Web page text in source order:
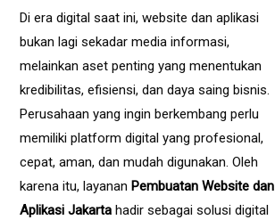
Di era digital saat ini, website dan aplikasi
bukan lagi sekadar media informasi,
melainkan aset penting yang menentukan
kredibilitas, efisiensi, dan daya saing bisnis.
Perusahaan yang ingin berkembang perlu
memiliki platform digital yang profesional,
cepat, aman, dan mudah digunakan. Oleh
karena itu, layanan Pembuatan Website dan
Aplikasi Jakarta hadir sebagai solusi digital